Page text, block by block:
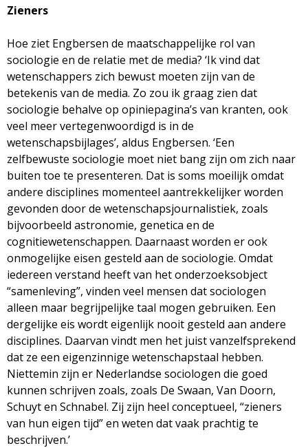
Zieners
Hoe ziet Engbersen de maatschappelijke rol van
sociologie en de relatie met de media? ‘Ik vind dat
wetenschappers zich bewust moeten zijn van de
betekenis van de media. Zo zou ik graag zien dat
sociologie behalve op opiniepagina’s van kranten, ook
veel meer vertegenwoordigd is in de
wetenschapsbijlages’, aldus Engbersen. ‘Een
zelfbewuste sociologie moet niet bang zijn om zich naar
buiten toe te presenteren. Dat is soms moeilijk omdat
andere disciplines momenteel aantrekkelijker worden
gevonden door de wetenschapsjournalistiek, zoals
bijvoorbeeld astronomie, genetica en de
cognitiewetenschappen. Daarnaast worden er ook
onmogelijke eisen gesteld aan de sociologie. Omdat
iedereen verstand heeft van het onderzoeksobject
“samenleving”, vinden veel mensen dat sociologen
alleen maar begrijpelijke taal mogen gebruiken. Een
dergelijke eis wordt eigenlijk nooit gesteld aan andere
disciplines. Daarvan vindt men het juist vanzelfsprekend
dat ze een eigenzinnige wetenschapstaal hebben.
Niettemin zijn er Nederlandse sociologen die goed
kunnen schrijven zoals, zoals De Swaan, Van Doorn,
Schuyt en Schnabel. Zij zijn heel conceptueel, “zieners
van hun eigen tijd” en weten dat vaak prachtig te
beschrijven.’